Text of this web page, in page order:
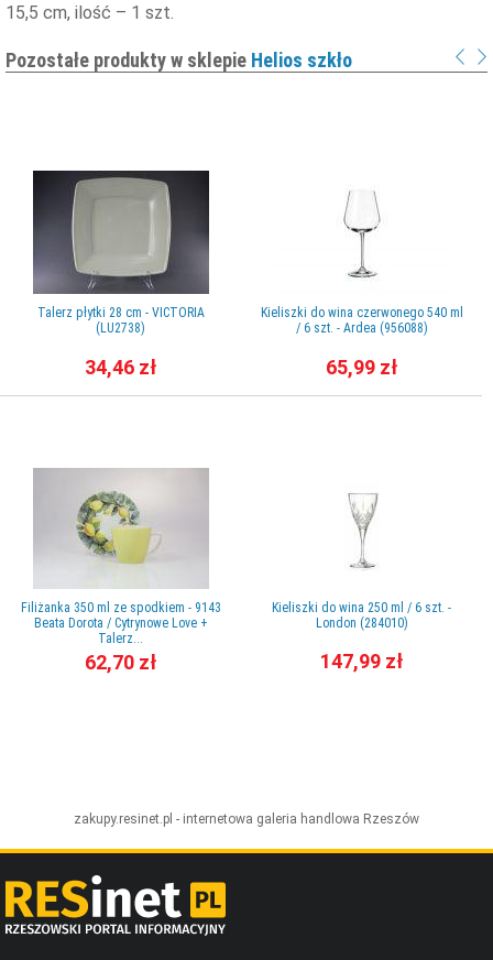
15,5 cm, ilość – 1 szt.
Pozostałe produkty w sklepie Helios szkło
Talerz płytki 28 cm - VICTORIA
(LU2738)
34,46 zł
Filiżanka 350 ml ze spodkiem - 9143
Beata Dorota / Cytrynowe Love +
Talerz...
62,70 zł
Kieliszki do wina czerwonego 540 ml
/ 6 szt. - Ardea (956088)
65,99 zł
Kieliszki do wina 250 ml / 6 szt. -
London (284010)
147,99 zł
zakupy.resinet.pl - internetowa galeria handlowa Rzeszów